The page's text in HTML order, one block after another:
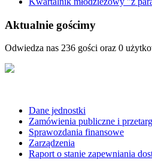
Aktualnie gościmy
Odwiedza nas 236 gości oraz 0
Dane jednostki
Zamówienia publiczne i
Sprawozdania finansowe
Zarządzenia
Raport o stanie zapewniania